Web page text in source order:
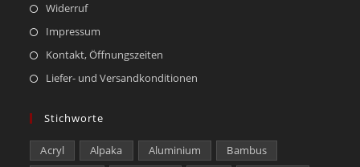
Widerruf
Impressum
Kontakt, Öffnungszeiten
Liefer- und Versandkonditionen
Stichworte
Acryl Alpaka Aluminium
Bambus